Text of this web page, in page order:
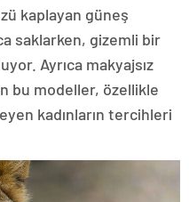
kaplayan güneş
saklarken, gizemli bir
Ayrıca makyajsız
bu modeller, özellikle
kadınların tercihleri